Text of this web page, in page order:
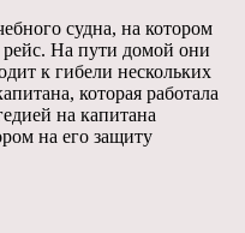
судна, на котором
рейс. На пути домой они
к гибели нескольких
которая работала
на капитана
на его защиту